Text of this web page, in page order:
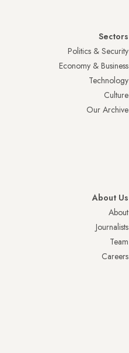
Sectors
Politics & Security
Economy & Business
Technology
Culture
Our Archive
About Us
About
Journalists
Team
Careers